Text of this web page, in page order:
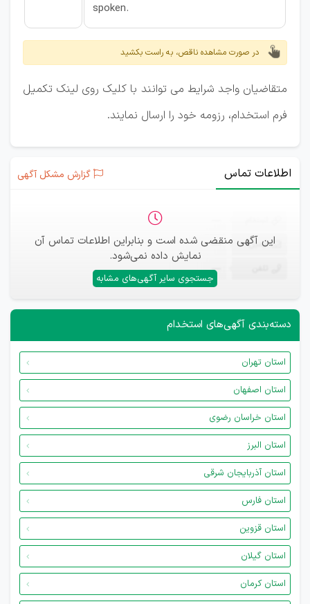
spoken.
در صورت مشاهده ناقص، به راست بکشید
متقاضیان واجد شرایط می توانند با کلیک روی لینک تکمیل
فرم استخدام، رزومه خود را ارسال نمایند.
اطلاعات تماس گزارش مشکل آگهی
این آگهی منقضی شده است و بنابراین اطلاعات تماس آن
نمایش داده نمی‌شود.
جستجوی سایر آگهی‌های مشابه
ایمیل —
—
دسته‌بندی آگهی‌های استخدام
استان تهران
استان اصفهان
استان خراسان رضوی
استان البرز
استان آذربایجان شرقی
استان فارس
استان قزوین
استان گیلان
استان کرمان